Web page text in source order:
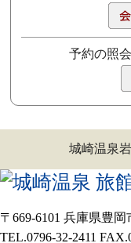
予約の照
城崎温泉
〒669-6101 兵庫県豊
TEL.0796-32-2411